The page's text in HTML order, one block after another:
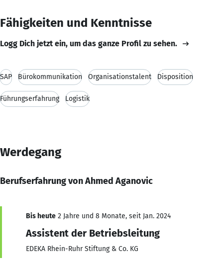
Fähigkeiten und Kenntnisse
Logg Dich jetzt ein, um das ganze Profil zu sehen.
SAP Bürokommunikation Organisationstalent Disposition
Führungserfahrung Logistik
Werdegang
Berufserfahrung von Ahmed Aganovic
Bis heute 2 Jahre und 8 Monate, seit Jan. 2024
Assistent der Betriebsleitung
EDEKA Rhein-Ruhr Stiftung & Co. KG